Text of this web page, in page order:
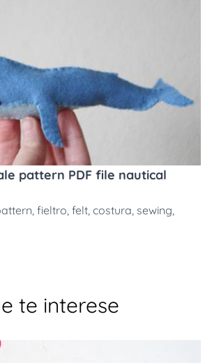
pattern PDF file nautical
, fieltro, felt, costura, sewing,
te interese